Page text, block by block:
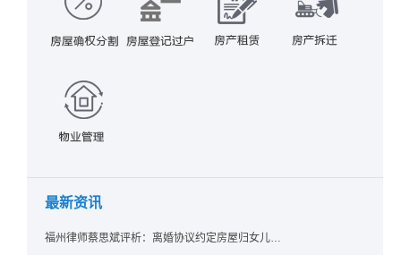
最新资讯
福州律师蔡思斌评析：离婚协议约定房屋归女儿所有，父亲去世后继母能否拒绝过户？